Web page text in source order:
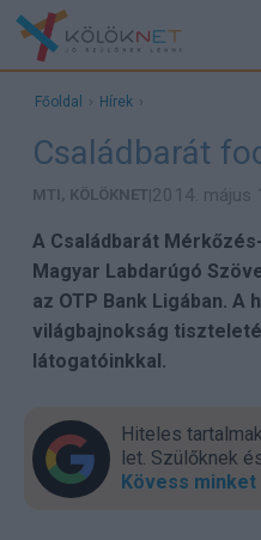
Főoldal › Hírek ›
Családbarát
MTI, KÖLÖKNET|2014. május
A Családbarát
Magyar Labdarúgó
az OTP Bank Ligában. A
világbajnokság
látogatóinkkal.
Hiteles
let. Szülők­nek
Kövess minket